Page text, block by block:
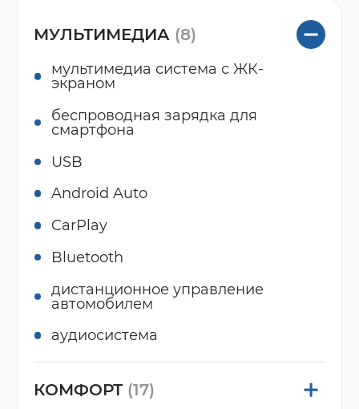
МУЛЬТИМЕДИА (8)
мультимедиа система с ЖК-
экраном
беспроводная зарядка для
смартфона
USB
Android Auto
CarPlay
Bluetooth
дистанционное управление
автомобилем
аудиосистема
КОМФОРТ (17)